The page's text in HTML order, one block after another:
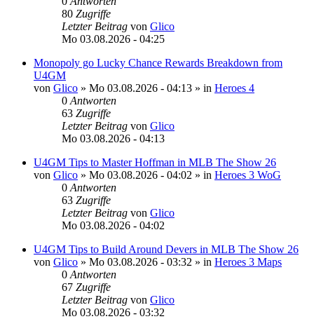
80 Zugriffe
Letzter Beitrag von Glico
Mo 03.08.2026 - 04:25
Monopoly go Lucky Chance Rewards Breakdown from
U4GM
von Glico » Mo 03.08.2026 - 04:13 » in Heroes 4
0 Antworten
63 Zugriffe
Letzter Beitrag von Glico
Mo 03.08.2026 - 04:13
U4GM Tips to Master Hoffman in MLB The Show 26
von Glico » Mo 03.08.2026 - 04:02 » in Heroes 3 WoG
0 Antworten
63 Zugriffe
Letzter Beitrag von Glico
Mo 03.08.2026 - 04:02
U4GM Tips to Build Around Devers in MLB The Show 26
von Glico » Mo 03.08.2026 - 03:32 » in Heroes 3 Maps
0 Antworten
67 Zugriffe
Letzter Beitrag von Glico
Mo 03.08.2026 - 03:32